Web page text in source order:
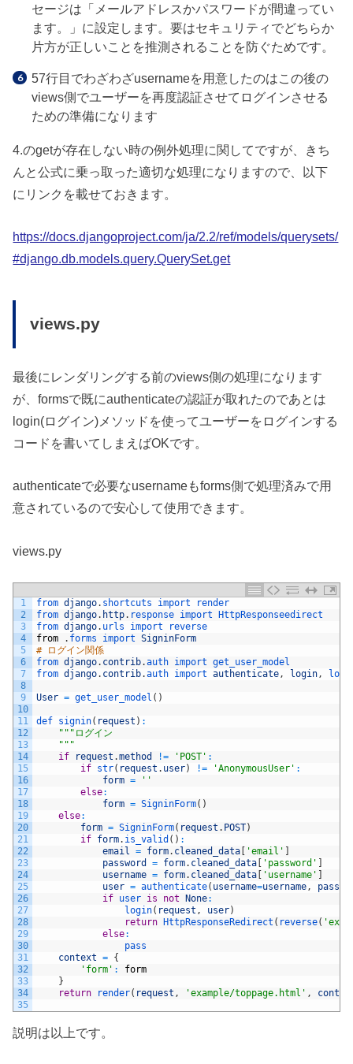
セージは「メールアドレスかパスワードが間違ってい
ます。」に設定します。要はセキュリティでどちらか
片方が正しいことを推測されることを防ぐためです。
57行目でわざわざusernameを用意したのはこの後の
views側でユーザーを再度認証させてログインさせる
ための準備になります
4.のgetが存在しない時の例外処理に関してですが、きち
んと公式に乗っ取った適切な処理になりますので、以下
にリンクを載せておきます。
https://docs.djangoproject.com/ja/2.2/ref/models/querysets/
#django.db.models.query.QuerySet.get
views.py
最後にレンダリングする前のviews側の処理になります
が、formsで既にauthenticateの認証が取れたのであとは
login(ログイン)メソッドを使ってユーザーをログインする
コードを書いてしまえばOKです。
authenticateで必要なusernameもforms側で処理済みで用
意されているので安心して使用できます。
views.py
1
2
3
4
5
6
7
8
9
10
11
12
13
14
15
16
17
18
19
20
21
22
23
24
25
26
27
28
29
30
31
32
33
34
35
from django. shortcuts import
render
from django. http. response import
HttpResponseedirect
from django. urls import
reverse
from
. forms import SigninForm
# ログイン関係
from django. contrib.auth import get_user_model
from django. contrib.auth import authenticate, login,
User = get_user_model ( )
def signin( request ) :
"" "ログイン
" ""
if
request .method != 'POST' :
if str( request . user) != 'AnonymousUser' :
form =
''
else:
form = SigninForm( )
else:
form = SigninForm( request . POST)
if form. is_valid ( ) :
email
= form. cleaned_data 'email'
password
= form. cleaned_data 'password'
username = form. cleaned_data 'username'
user = authenticate( username=username,
if user is not None:
login( request , user)
return
HttpResponseRedirect ( reverse(
else:
pass
context
= {
'form' :
form
}
return
render( request , 'example/toppage.html' ,
説明は以上です。